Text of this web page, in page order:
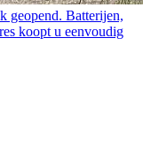
geopend. Batterijen,
koopt u eenvoudig